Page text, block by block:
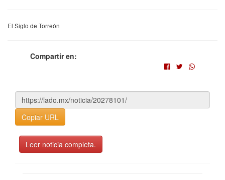
El Siglo de Torreón
Compartir en:
Copiar URL
Leer noticia completa.